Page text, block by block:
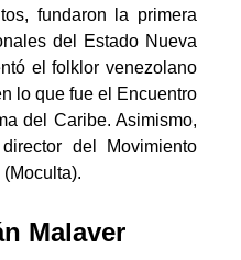
fundaron la primera
del Estado Nueva
el folklor venezolano
lo que fue el Encuentro
del Caribe. Asimismo,
del Movimiento
Malaver